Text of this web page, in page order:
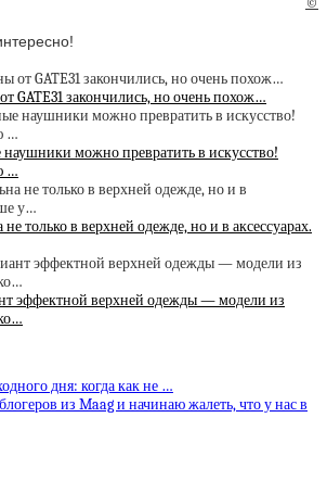
GATE31 закончились, но очень похож…
можно превратить в искусство!
…
только в верхней одежде, но и в аксессуарах.
эффектной верхней одежды — модели из
дня: когда как не …
из Maag и начинаю жалеть, что у нас в